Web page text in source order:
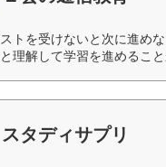
トを受けないと次に進め
理解して学習を進めるこ
スタディサプリ